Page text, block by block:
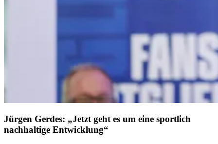
Jürgen Gerdes: „Jetzt geht es um eine sportlich
nachhaltige Entwicklung“